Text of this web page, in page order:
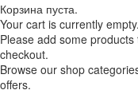
Корзина пуста.
Your cart is currently empty.
Please add some
checkout.
Browse our shop
offers.